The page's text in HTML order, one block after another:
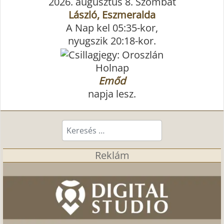
László, Eszmeralda
A Nap kel 05:35-kor,
nyugszik 20:18-kor.
Holnap
Emőd
napja lesz.
Keresés...
Reklám